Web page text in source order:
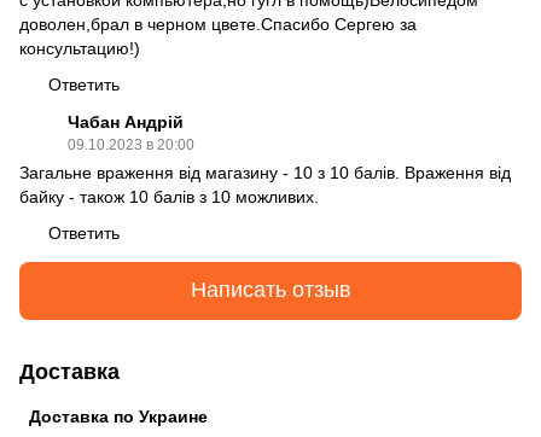
доволен,брал в черном цвете.Спасибо Сергею за
консультацию!)
Ответить
Чабан Андрій
09.10.2023 в 20:00
Загальне враження від магазину - 10 з 10 балів. Враження від
байку - також 10 балів з 10 можливих.
Ответить
Написать отзыв
Доставка
Доставка по Украине